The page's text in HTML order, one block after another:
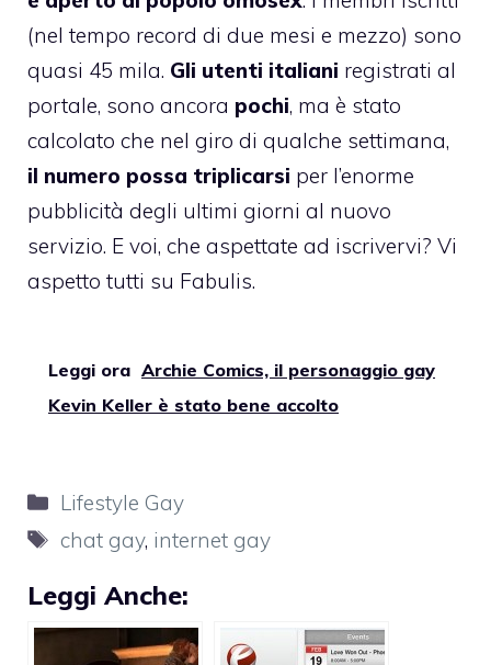
(nel tempo record di due mesi e mezzo) sono
quasi 45 mila. Gli utenti italiani registrati al
portale, sono ancora pochi, ma è stato
calcolato che nel giro di qualche settimana,
il numero possa triplicarsi per l’enorme
pubblicità degli ultimi giorni al nuovo
servizio. E voi, che aspettate ad iscrivervi? Vi
aspetto tutti su Fabulis.
Leggi ora Archie Comics, il personaggio gay
Kevin Keller è stato bene accolto
Categorie
Lifestyle Gay
Tag
chat gay, internet gay
Leggi Anche: